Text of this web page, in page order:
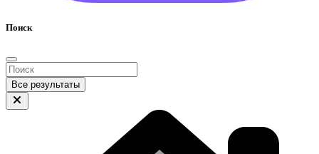
Поиск
Все результаты